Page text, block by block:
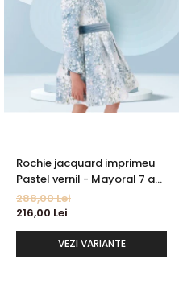
Rochie jacquard imprimeu
Pastel vernil - Mayoral 7 ani
(122 cm)
288,00 Lei
216,00 Lei
VEZI VARIANTE